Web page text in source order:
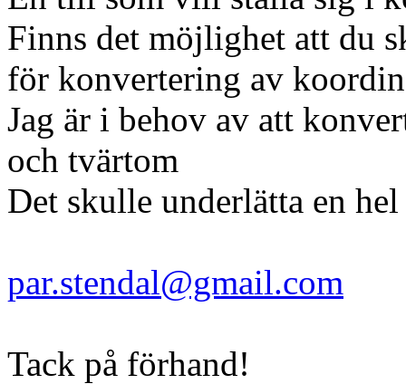
Finns det möjlighet att du
för konvertering av
Jag är i behov av att
och tvärtom
Det skulle underlätta en
par.stendal@gmail.com
Tack på förhand!